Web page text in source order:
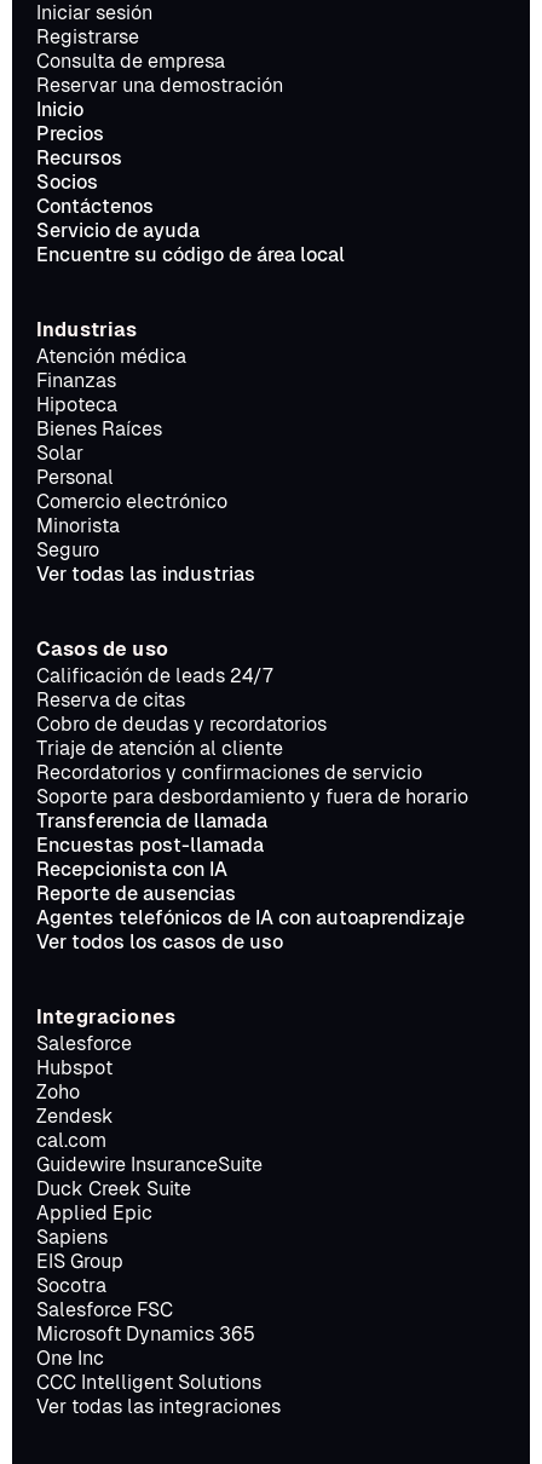
Iniciar sesión
Registrarse
Consulta de empresa
Reservar una demostración
Inicio
Precios
Recursos
Socios
Contáctenos
Servicio de ayuda
Encuentre su código de área local
Industrias
Atención médica
Finanzas
Hipoteca
Bienes Raíces
Solar
Personal
Comercio electrónico
Minorista
Seguro
Ver todas las industrias
Casos de uso
Calificación de leads 24/7
Reserva de citas
Cobro de deudas y recordatorios
Triaje de atención al cliente
Recordatorios y confirmaciones de servicio
Soporte para desbordamiento y fuera de horario
Transferencia de llamada
Encuestas post-llamada
Recepcionista con IA
Reporte de ausencias
Agentes telefónicos de IA con autoaprendizaje
Ver todos los casos de uso
Integraciones
Salesforce
Hubspot
Zoho
Zendesk
cal.com
Guidewire InsuranceSuite
Duck Creek Suite
Applied Epic
Sapiens
EIS Group
Socotra
Salesforce FSC
Microsoft Dynamics 365
One Inc
CCC Intelligent Solutions
Ver todas las integraciones